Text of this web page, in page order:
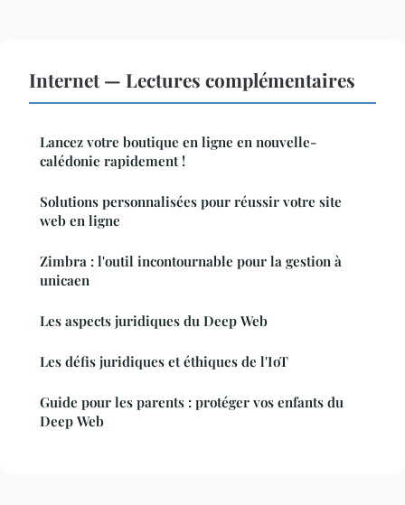
Internet — Lectures complémentaires
Lancez votre boutique en ligne en nouvelle-
calédonie rapidement !
Solutions personnalisées pour réussir votre site
web en ligne
Zimbra : l'outil incontournable pour la gestion à
unicaen
Les aspects juridiques du Deep Web
Les défis juridiques et éthiques de l'IoT
Guide pour les parents : protéger vos enfants du
Deep Web